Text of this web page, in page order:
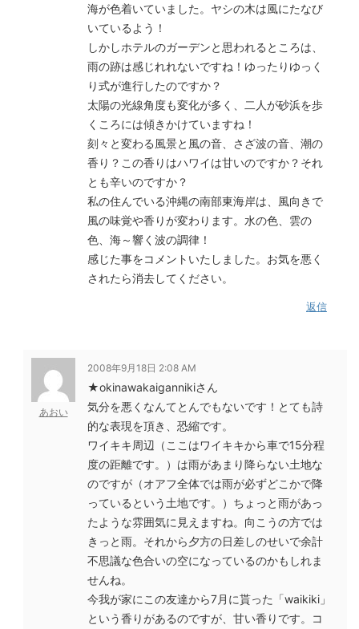
海が色着いていました。ヤシの木は風にたなび
いているよう！
しかしホテルのガーデンと思われるところは、
雨の跡は感じれれないですね！ゆったりゆっく
り式が進行したのですか？
太陽の光線角度も変化が多く、二人が砂浜を歩
くころには傾きかけていますね！
刻々と変わる風景と風の音、さざ波の音、潮の
香り？この香りはハワイは甘いのですか？それ
とも辛いのですか？
私の住んでいる沖縄の南部東海岸は、風向きで
風の味覚や香りが変わります。水の色、雲の
色、海～響く波の調律！
感じた事をコメントいたしました。お気を悪く
されたら消去してください。
返信
あおい
2008年9月18日 2:08 AM
★okinawakaigannikiさん
気分を悪くなんてとんでもないです！とても詩
的な表現を頂き、恐縮です。
ワイキキ周辺（ここはワイキキから車で15分程
度の距離です。）は雨があまり降らない土地な
のですが（オアフ全体では雨が必ずどこかで降
っているという土地です。）ちょっと雨があっ
たような雰囲気に見えますね。向こうの方では
きっと雨。それから夕方の日差しのせいで余計
不思議な色合いの空になっているのかもしれま
せんね。
今我が家にこの友達から7月に貰った「waikiki」
という香りがあるのですが、甘い香りです。コ